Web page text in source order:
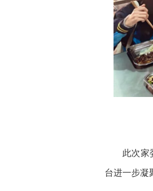
此次家
台进一步凝